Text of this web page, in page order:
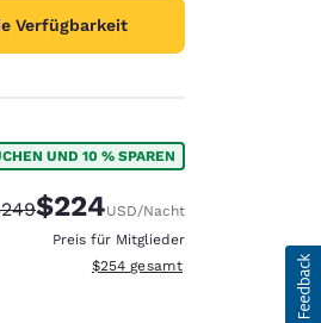
Verfügbarkeit
UND 10 % SPAREN
Preis:
Vergünstigter Preis:
$224USD/Nacht
Preis für Mitglieder
Geschätzte Gesamtdetails
$254 gesamt